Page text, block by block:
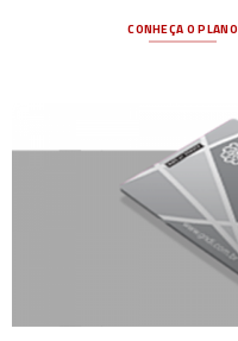
CONHEÇA O PLANO